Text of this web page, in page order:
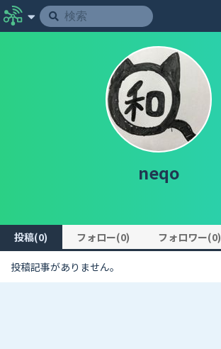
neqo
投稿(0) フォロー(0) フォロワー(0)
投稿記事がありません。